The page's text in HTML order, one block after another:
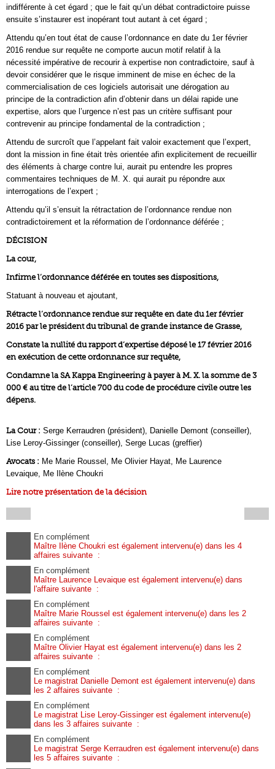
indifférente à cet égard ; que le fait qu’un débat contradictoire puisse
ensuite s’instaurer est inopérant tout autant à cet égard ;
Attendu qu’en tout état de cause l’ordonnance en date du 1er février
2016 rendue sur requête ne comporte aucun motif relatif à la
nécessité impérative de recourir à expertise non contradictoire, sauf à
devoir considérer que le risque imminent de mise en échec de la
commercialisation de ces logiciels autorisait une dérogation au
principe de la contradiction afin d’obtenir dans un délai rapide une
expertise, alors que l’urgence n’est pas un critère suffisant pour
contrevenir au principe fondamental de la contradiction ;
Attendu de surcroît que l’appelant fait valoir exactement que l’expert,
dont la mission in fine était très orientée afin explicitement de recueillir
des éléments à charge contre lui, aurait pu entendre les propres
commentaires techniques de M. X. qui aurait pu répondre aux
interrogations de l’expert ;
Attendu qu’il s’ensuit la rétractation de l’ordonnance rendue non
contradictoirement et la réformation de l’ordonnance déférée ;
DÉCISION
La cour,
Infirme l’ordonnance déférée en toutes ses dispositions,
Statuant à nouveau et ajoutant,
Rétracte l’ordonnance rendue sur requête en date du 1er février
2016 par le président du tribunal de grande instance de Grasse,
Constate la nullité du rapport d’expertise déposé le 17 février 2016
en exécution de cette ordonnance sur requête,
Condamne la SA Kappa Engineering à payer à M. X. la somme de 3
000 € au titre de l’article 700 du code de procédure civile outre les
dépens.
La Cour : Serge Kerraudren (président), Danielle Demont (conseiller),
Lise Leroy-Gissinger (conseiller), Serge Lucas (greffier)
Avocats : Me Marie Roussel, Me Olivier Hayat, Me Laurence
Levaique, Me Ilène Choukri
Lire notre présentation de la décision
En complément
Maître Ilène Choukri est également intervenu(e) dans les 4
affaires suivante :
En complément
Maître Laurence Levaique est également intervenu(e) dans
l'affaire suivante :
En complément
Maître Marie Roussel est également intervenu(e) dans les 2
affaires suivante :
En complément
Maître Olivier Hayat est également intervenu(e) dans les 2
affaires suivante :
En complément
Le magistrat Danielle Demont est également intervenu(e) dans
les 2 affaires suivante :
En complément
Le magistrat Lise Leroy-Gissinger est également intervenu(e)
dans les 3 affaires suivante :
En complément
Le magistrat Serge Kerraudren est également intervenu(e) dans
les 5 affaires suivante :